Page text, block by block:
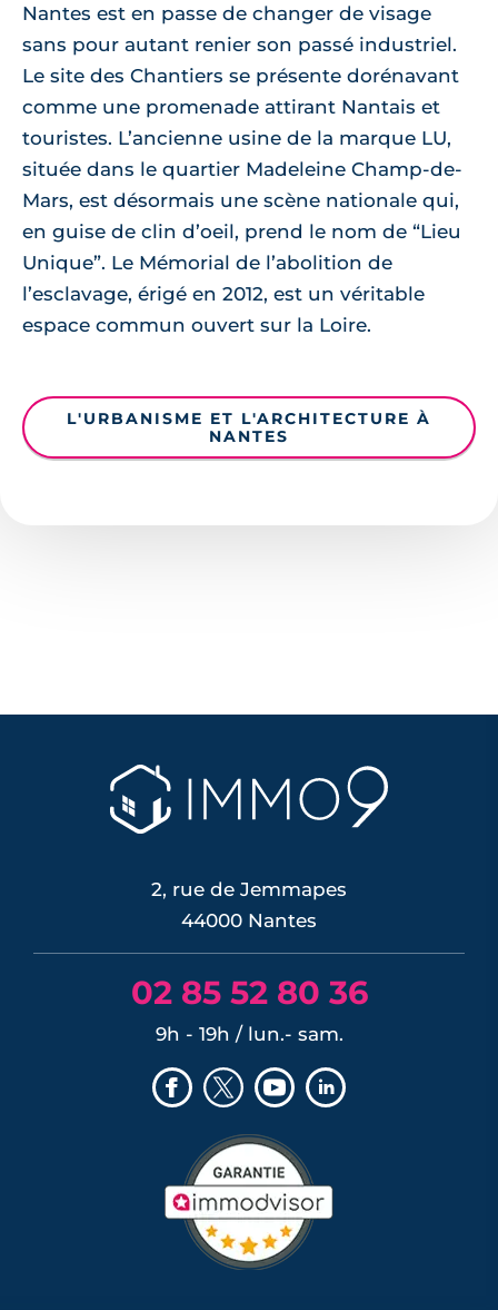
Nantes est en passe de changer de visage
sans pour autant renier son passé industriel.
Le site des Chantiers se présente dorénavant
comme une promenade attirant Nantais et
touristes. L’ancienne usine de la marque LU,
située dans le quartier Madeleine Champ-de-
Mars, est désormais une scène nationale qui,
en guise de clin d’oeil, prend le nom de “Lieu
Unique”. Le Mémorial de l’abolition de
l’esclavage, érigé en 2012, est un véritable
espace commun ouvert sur la Loire.
L'URBANISME ET L'ARCHITECTURE À
NANTES
2, rue de Jemmapes
44000 Nantes
02 85 52 80 36
9h - 19h / lun.- sam.